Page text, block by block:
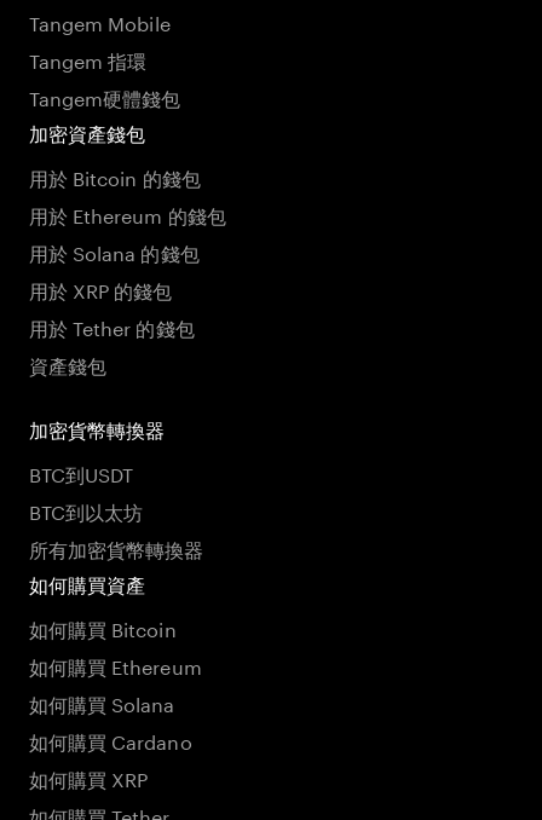
Tangem Mobile
Tangem 指環
Tangem硬體錢包
加密資產錢包
用於 Bitcoin 的錢包
用於 Ethereum 的錢包
用於 Solana 的錢包
用於 XRP 的錢包
用於 Tether 的錢包
資產錢包
加密貨幣轉換器
BTC到USDT
BTC到以太坊
所有加密貨幣轉換器
如何購買資產
如何購買 Bitcoin
如何購買 Ethereum
如何購買 Solana
如何購買 Cardano
如何購買 XRP